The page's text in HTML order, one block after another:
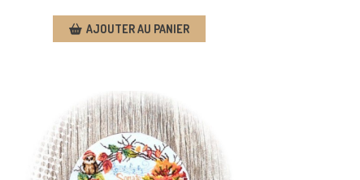
AJOUTER AU PANIER